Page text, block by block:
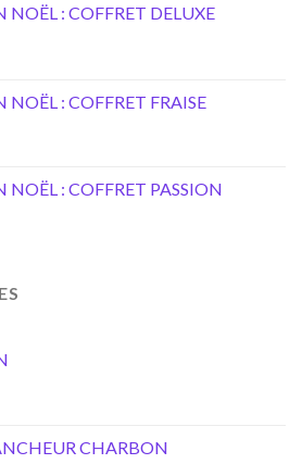
NOËL : COFFRET DELUXE
NOËL : COFFRET FRAISE
NOËL : COFFRET PASSION
CHARBON